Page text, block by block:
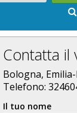
Contatta il
Bologna,
Telefono:
Il tuo nome